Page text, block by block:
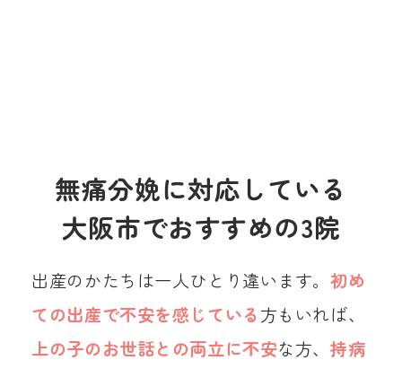
無痛分娩に対応している
大阪市でおすすめの3院
出産のかたちは一人ひとり違います。初め
ての出産で不安を感じている 方もいれば、
上の子のお世話との両立に不安な方、持病